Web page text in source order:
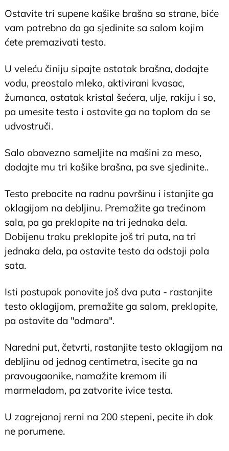
Ostavite tri supene kašike brašna sa strane, biće
vam potrebno da ga sjedinite sa salom kojim
ćete premazivati testo.
U veleću činiju sipajte ostatak brašna, dodajte
vodu, preostalo mleko, aktivirani kvasac,
žumanca, ostatak kristal šećera, ulje, rakiju i so,
pa umesite testo i ostavite ga na toplom da se
udvostruči.
Salo obavezno sameljite na mašini za meso,
dodajte mu tri kašike brašna, pa sve sjedinite..
Testo prebacite na radnu površinu i istanjite ga
oklagijom na debljinu. Premažite ga trećinom
sala, pa ga preklopite na tri jednaka dela.
Dobijenu traku preklopite još tri puta, na tri
jednaka dela, pa ostavite testo da odstoji pola
sata.
Isti postupak ponovite još dva puta - rastanjite
testo oklagijom, premažite ga salom, preklopite,
pa ostavite da "odmara".
Naredni put, četvrti, rastanjite testo oklagijom na
debljinu od jednog centimetra, isecite ga na
pravougaonike, namažite kremom ili
marmeladom, pa zatvorite ivice testa.
U zagrejanoj rerni na 200 stepeni, pecite ih dok
ne porumene.